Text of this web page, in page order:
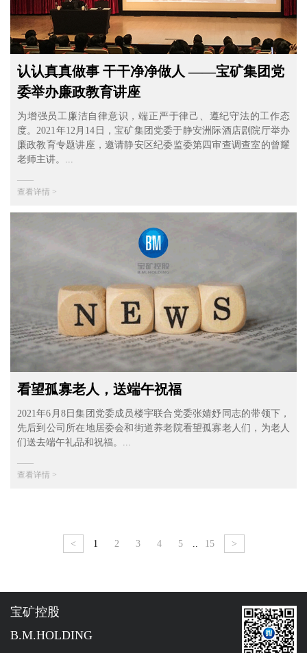
认认真真做事 干干净净做人 ——宝矿集团党
委举办廉政教育讲座
为增强员工廉洁自律意识，端正严于律己、遵纪守法的工作态
度。2021年12月14日，宝矿集团党委于静安洲际酒店剧院厅举办
廉政教育专题讲座，邀请静安区纪委监委第四审查调查室的曾耀
老师主讲。...
——
查看详情 >
看望孤寡老人，送端午祝福
2021年6月8日集团党委成员楼宇联合党委张婧妤同志的带领下，
先后到公司所在地居委会和街道养老院看望孤寡老人们，为老人
们送去端午礼品和祝福。...
——
查看详情 >
< 1 2 3 4 5 15 >
宝矿控股
B.M.HOLDING